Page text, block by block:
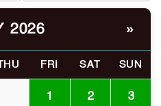
বিএসএফের, বিজিবির প্রতিরোধে
ব্যর্থ
ইবির জুলাই-৩৬ হলে
রুমমেটদের গোপন ছবি প্রেমিকের
2026 »
FRI SAT SUN
1 2 3